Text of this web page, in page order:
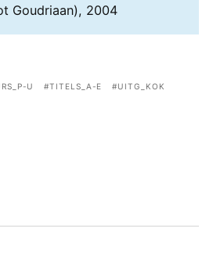
Goudriaan), 2004
U TITELS_A-E UITG_KOK